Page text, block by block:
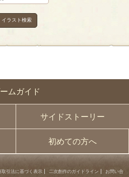
ムガイド
サイドストーリー
初めての方へ
イラスト検索
取引法に基づく表示 二次創作のガイドライン お問い合